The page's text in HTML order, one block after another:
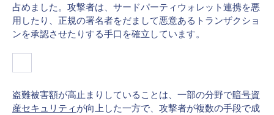
占めました。攻撃者は、サードパーティウォレット連携を悪
用したり、正規の署名者をだまして悪意あるトランザクショ
ンを承認させたりする手口を確立しています。
盗難被害額が高止まりしていることは、一部の分野で暗号資
産セキュリティ が向上した一方で、攻撃者が複数の手段で成